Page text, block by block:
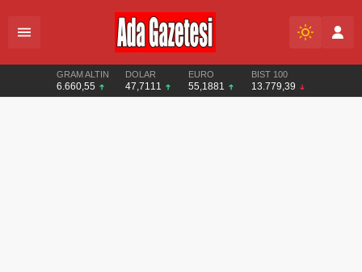
GRAM ALTIN
6.660,55
DOLAR
47,7111
EURO
55,1881
BIST 100
13.779,39